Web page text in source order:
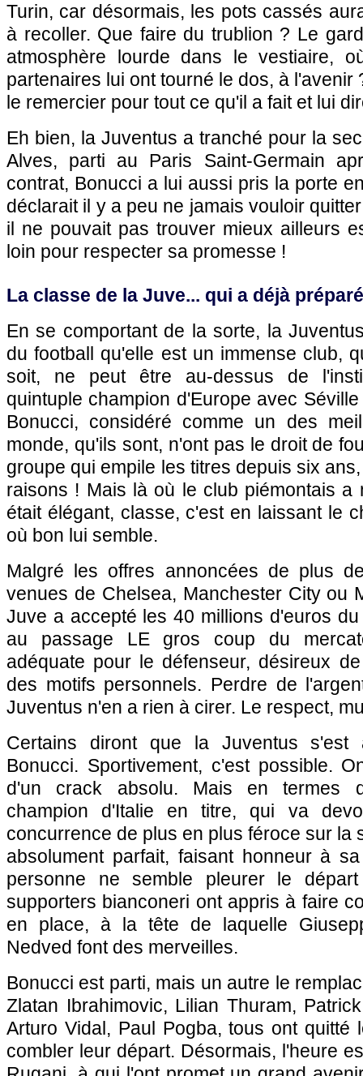
Turin, car désormais, les pots cassés
à recoller. Que faire du trublion ? Le
atmosphère lourde dans le vestiaire,
partenaires lui ont tourné le dos, à l'avenir
le remercier pour tout ce qu'il a fait et lui
Eh bien, la Juventus a tranché pour la
Alves, parti au Paris Saint-Germain
contrat, Bonucci a lui aussi pris la porte
déclarait il y a peu ne jamais vouloir
il ne pouvait pas trouver mieux ailleurs
loin pour respecter sa promesse !
La classe de la Juve... qui a déjà
En se comportant de la sorte, la
du football qu'elle est un immense club,
soit, ne peut être au-dessus de
quintuple champion d'Europe avec
Bonucci, considéré comme un des
monde, qu'ils sont, n'ont pas le droit de
groupe qui empile les titres depuis six
raisons ! Mais là où le club piémontais a
était élégant, classe, c'est en laissant le
où bon lui semble.
Malgré les offres annoncées de plus
venues de Chelsea, Manchester City ou
Juve a accepté les 40 millions d'euros
au passage LE gros coup du
adéquate pour le défenseur, désireux
des motifs personnels. Perdre de
Juventus n'en a rien à cirer. Le respect,
Certains diront que la Juventus s'est
Bonucci. Sportivement, c'est possible.
d'un crack absolu. Mais en termes
champion d'Italie en titre, qui va
concurrence de plus en plus féroce sur la
absolument parfait, faisant honneur à
personne ne semble pleurer le
supporters bianconeri ont appris à faire
en place, à la tête de laquelle
Nedved font des merveilles.
Bonucci est parti, mais un autre le
Zlatan Ibrahimovic, Lilian Thuram,
Arturo Vidal, Paul Pogba, tous ont
combler leur départ. Désormais, l'heure